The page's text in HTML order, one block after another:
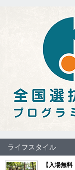
ライフスタイル
【入場無